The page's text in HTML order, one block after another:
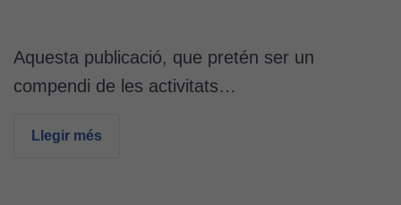
Aquesta publicació, que pretén ser un
compendi de les activitats…
Llegir més